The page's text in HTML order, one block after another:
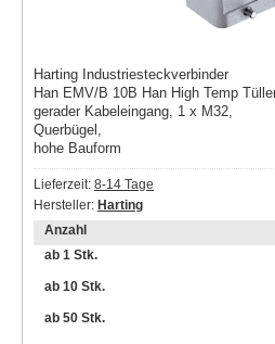
Harting Industriesteckverbinder
Han EMV/B 10B Han High Temp
gerader Kabeleingang, 1 x M32,
Querbügel,
hohe Bauform
Lieferzeit: 8-14 Tage
Hersteller: Harting
Anzahl
ab 1 Stk.
ab 10 Stk.
ab 50 Stk.